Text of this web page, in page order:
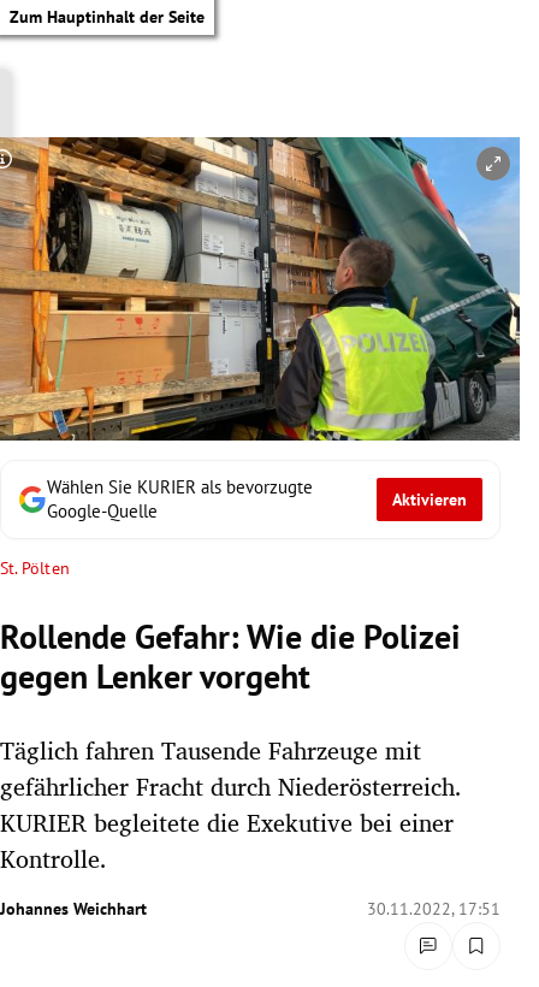
Zum Hauptinhalt der Seite
Untermenü
Untermenü
Untermenü
Untermenü
Untermenü
Untermenü
Untermenü
Untermenü
Wählen Sie KURIER als bevorzugte
Google-Quelle
Aktivieren
St. Pölten
Rollende Gefahr: Wie die Polizei
gegen Lenker vorgeht
Täglich fahren Tausende Fahrzeuge mit
gefährlicher Fracht durch Niederösterreich.
KURIER begleitete die Exekutive bei einer
Kontrolle.
Johannes Weichhart 30.11.2022, 17:51
Copyright-Hinweis öffnen/schließen